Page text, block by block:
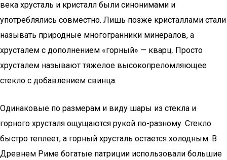
века хрусталь и кристалл были синонимами и
употреблялись совместно. Лишь позже кристаллами стали
называть природные многогранники минералов, а
хрусталем с дополнением «горный» — кварц. Просто
хрусталем называют тяжелое высокопреломляющее
стекло с добавлением свинца.
Одинаковые по размерам и виду шары из стекла и
горного хрусталя ощущаются рукой по-разному. Стекло
быстро теплеет, а горный хрусталь остается холодным. В
Древнем Риме богатые патриции использовали большие